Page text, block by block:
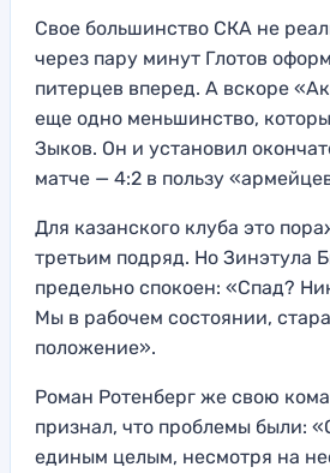
Свое большинство СКА не
через пару минут Глотов
питерцев вперед. А вскоре
еще одно меньшинство,
Зыков. Он и установил
матче — 4:2 в пользу
Для казанского клуба это
третьим подряд. Но Зинэтула
предельно спокоен: «Спад?
Мы в рабочем состоянии,
положение».
Роман Ротенберг же свою
признал, что проблемы были:
единым целым, несмотря на